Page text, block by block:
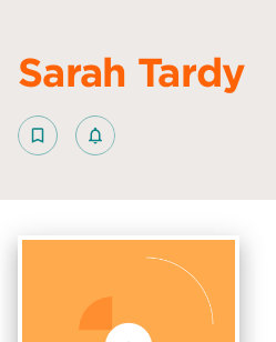
Sarah Tardy
bookmark_border notifications_none_outlined